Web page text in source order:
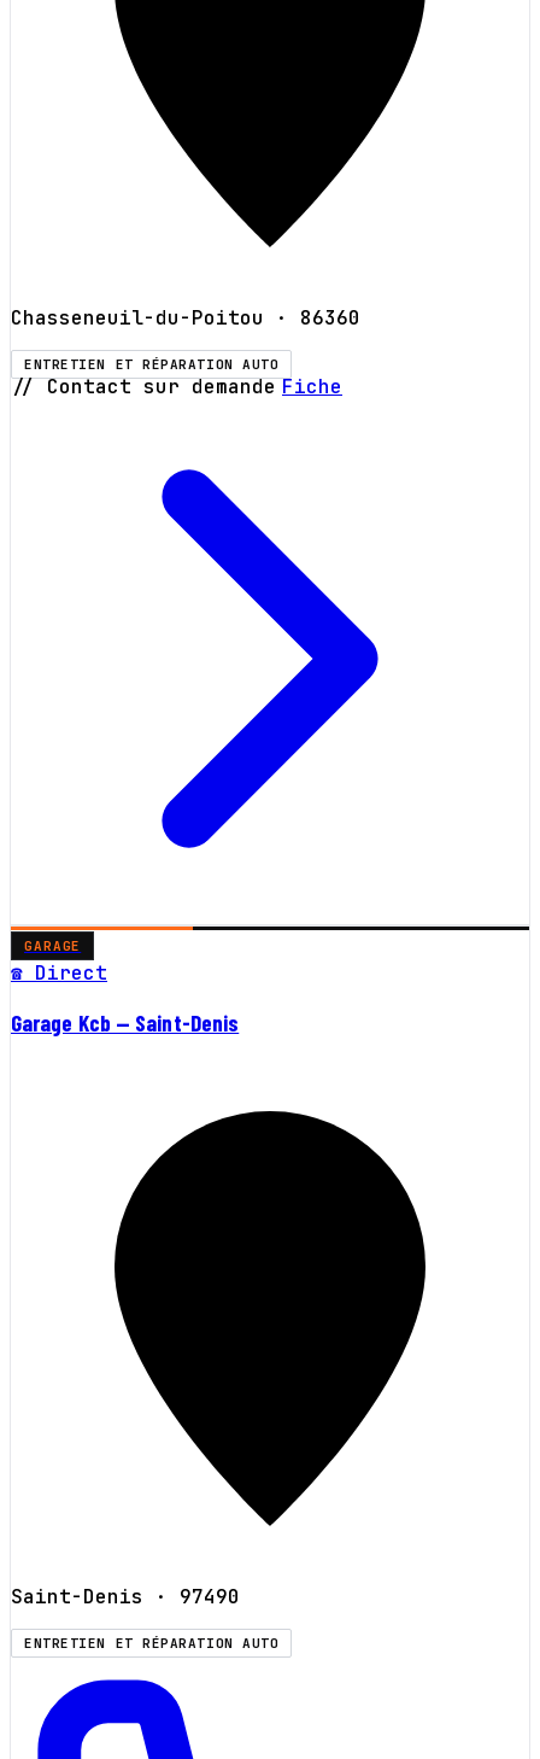
Chasseneuil-du-Poitou · 86360
ENTRETIEN ET RÉPARATION AUTO
// Contact sur demande Fiche
GARAGE
☎ Direct
Garage Kcb — Saint-Denis
Saint-Denis · 97490
ENTRETIEN ET RÉPARATION AUTO